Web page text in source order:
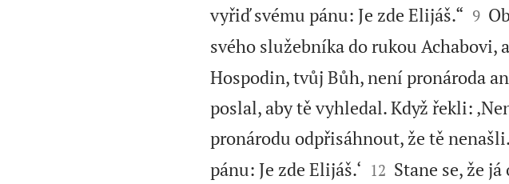
vyřiď svému pánu: Je zde Elijáš.“

9
svého služebníka do rukou Achabovi,
Hospodin, tvůj Bůh, není pronároda
poslal, aby tě vyhledal. Když řekli:
pronárodu odpřisáhnout, že tě nenašli.
pánu: Je zde Elijáš.‘
12 Stane se, že